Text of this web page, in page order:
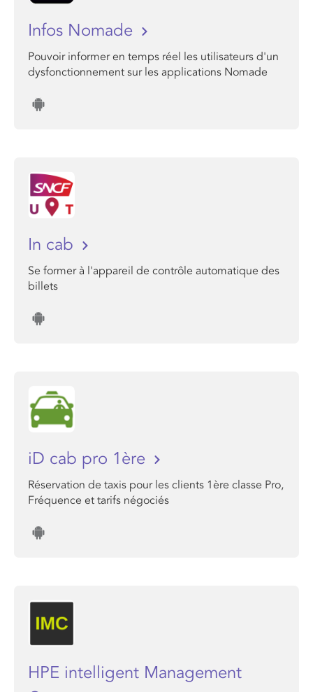
Infos Nomade
Pouvoir informer en temps réel les utilisateurs d'un
dysfonctionnement sur les applications Nomade
In cab
Se former à l'appareil de contrôle automatique des
billets
iD cab pro 1ère
Réservation de taxis pour les clients 1ère classe Pro,
Fréquence et tarifs négociés
HPE intelligent Management